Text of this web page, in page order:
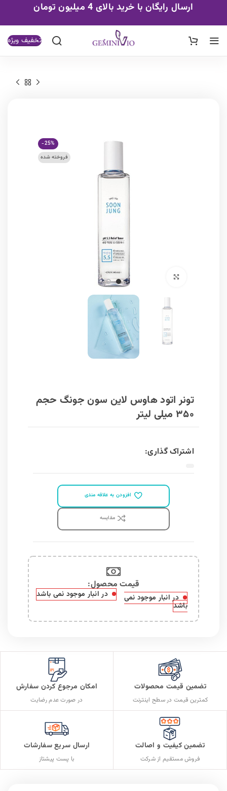
ارسال رایگان با خرید بالای 4 میلیون تومان
تخفیف ویژه
-25%
فروخته شده
برای بزرگنمایی کلیک کنید
تونر اتود هاوس لاین سون جونگ حجم
۳۵۰ میلی لیتر
اشتراک گذاری:
افزودن به علاقه مندی
مقايسه
قیمت محصول:​
در انبار موجود نمی
باشد
در انبار موجود نمی باشد
تضمین قیمت محصولات
کمترین قیمت در سطح اینترنت
امکان مرجوع کردن سفارش
در صورت عدم رضایت
تضمین کیفیت و اصالت
فروش مستقیم از شرکت
ارسال سریع سفارشات
با پست پیشتاز